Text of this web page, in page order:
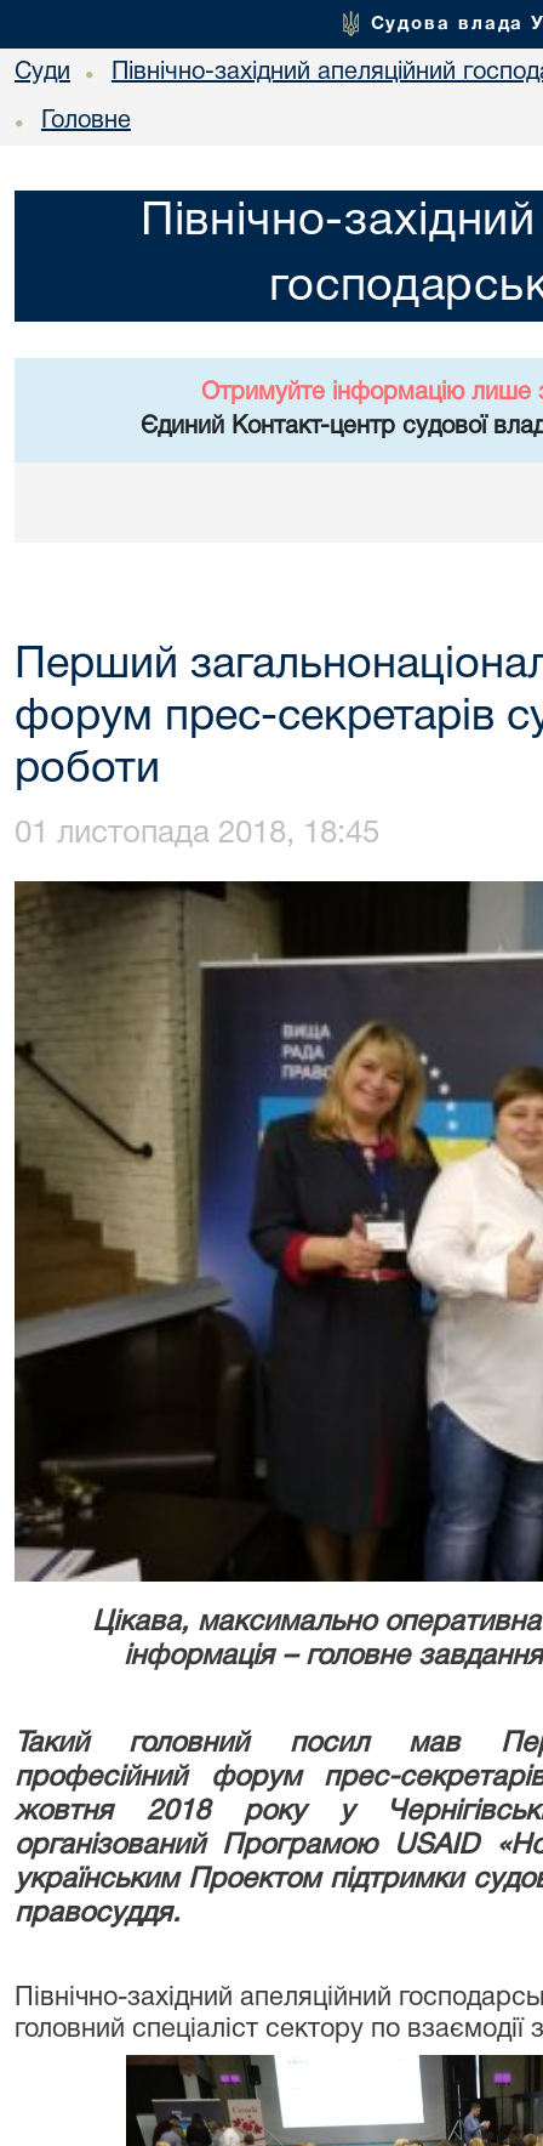
Судова влада
Суди • Північно-західний апеляційний
• Головне
Північно-
Отримуйте інформацію лише
Єдиний Контакт-центр судової
Перший
форум прес-секретарів
роботи
01 листопада 2018, 18:45
Цікава, максимально
інформація – головне
Такий головний посил мав
професійний форум прес-
жовтня 2018 року у
організований Програмою USAID
українським Проектом підтримки
правосуддя.
Північно-західний апеляційний
головний спеціаліст сектору по